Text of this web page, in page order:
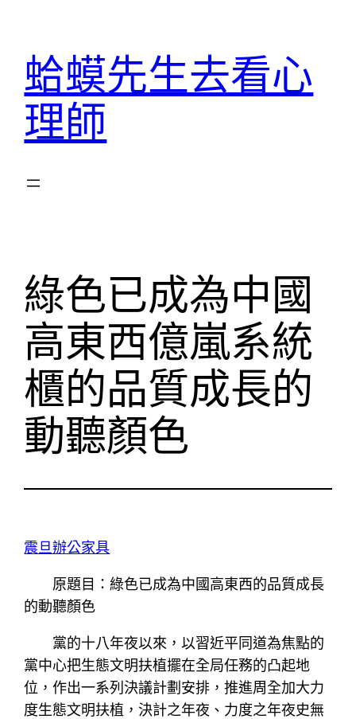
蛤蟆先生去看心
理師
綠色已成為中國
高東西億嵐系統
櫃的品質成長的
動聽顏色
震旦辦公家具
原題目：綠色已成為中國高東西的品質成長
的動聽顏色
黨的十八年夜以來，以習近平同道為焦點的
黨中心把生態文明扶植擺在全局任務的凸起地
位，作出一系列決議計劃安排，推進周全加大力
度生態文明扶植，決計之年夜、力度之年夜史無